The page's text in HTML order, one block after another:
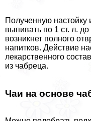
Полученную настойку
выпивать по 1 ст. л.
возникнет полного
напитков. Действие
лекарственного
из чабреца.
Чаи на основе